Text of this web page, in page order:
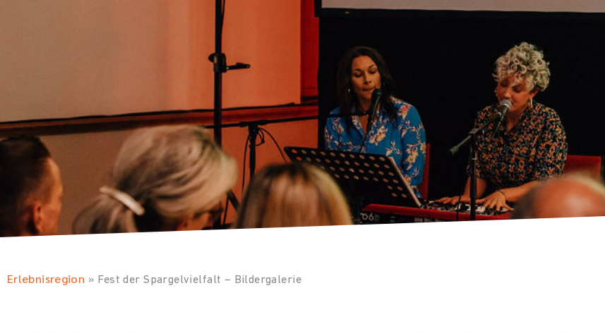
Erlebnisregion » Fest der Spargelvielfalt – Bildergalerie